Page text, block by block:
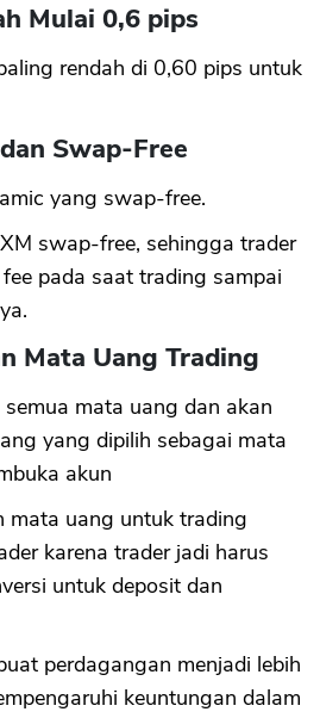
Mulai 0,6 pips
rendah di 0,60 pips untuk
Swap-Free
yang swap-free.
swap-free, sehingga trader
pada saat trading sampai
Mata Uang Trading
mata uang dan akan
yang dipilih sebagai mata
akun
mata uang untuk trading
karena trader jadi harus
untuk deposit dan
perdagangan menjadi lebih
keuntungan dalam